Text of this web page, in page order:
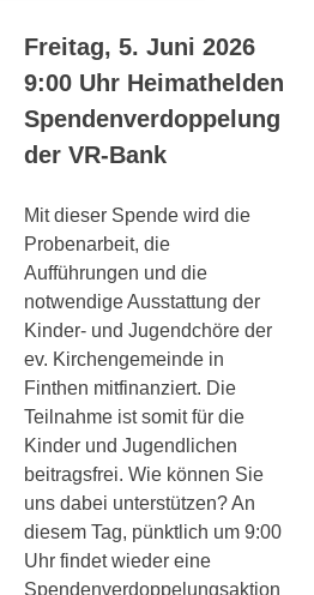
Freitag, 5. Juni 2026
9:00 Uhr Heimathelden
Spendenverdoppelung
der VR-Bank
Mit dieser Spende wird die
Probenarbeit, die
Aufführungen und die
notwendige Ausstattung der
Kinder- und Jugendchöre der
ev. Kirchengemeinde in
Finthen mitfinanziert. Die
Teilnahme ist somit für die
Kinder und Jugendlichen
beitragsfrei. Wie können Sie
uns dabei unterstützen? An
diesem Tag, pünktlich um 9:00
Uhr findet wieder eine
Spendenverdoppelungsaktion